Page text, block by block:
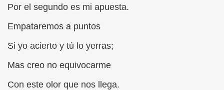
Por el segundo es mi apuesta.
Empataremos a puntos
Si yo acierto y tú lo yerras;
Mas creo no equivocarme
Con este olor que nos llega.
la Antigua Radio (Roberto Enjuto)
(Roberto Enjuto)